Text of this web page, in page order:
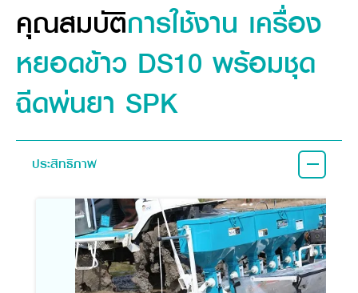
คุณสมบัติการใช้งาน เครื่อง
หยอดข้าว DS10 พร้อมชุด
ฉีดพ่นยา SPK
ประสิทธิภาพ